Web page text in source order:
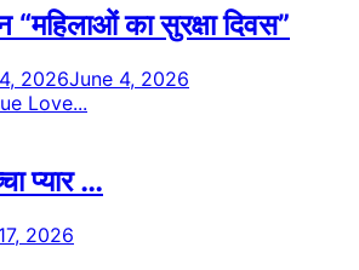
का सुरक्षा दिवस”
2026June 4, 2026
प्यार …
2026